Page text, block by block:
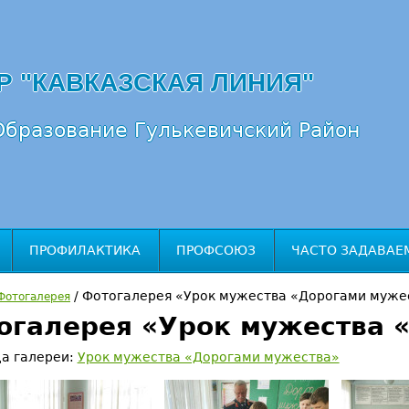
"КАВКАЗСКАЯ ЛИНИЯ"
Гулькевичский Район
/ Фотогалерея «Урок мужества «Дорогами
«Урок мужества
галереи: Урок мужества «Дорогами мужества»
ПРОФИЛАКТИКА ПРОФСОЮЗ ЧАСТО